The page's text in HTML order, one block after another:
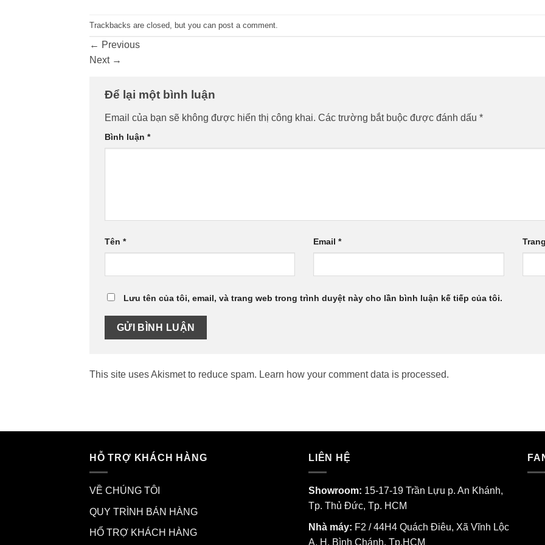
Trackbacks are closed, but you can post a comment
← Previous
Next →
Để lại một bình luận
Email của bạn sẽ không được hiển thị công khai. Các trường bắt buộc được đánh dấu *
Bình luận *
Tên * Email*
Lưu tên của tôi, email, và trang web trong trình duyệt này cho lần bình luận kế tiếp của tôi.
This site uses Akismet to reduce spam. Learn how your comment data is processed.
HỖ TRỢ KHÁCH HÀNG
VỀ CHÚNG TÔI
QUY TRÌNH BÁN HÀNG
HỔ TRỢ KHÁCH HÀNG
LIÊN HỆ
Showroom: 15-17-19 Trần Lựu p. An Khánh,
Tp. Thủ Đức, Tp. HCM
Nhà máy: F2 / 44H4 Quách Điêu, Xã Vĩnh Lộc
A, H. Bình Chánh, Tp.HCM